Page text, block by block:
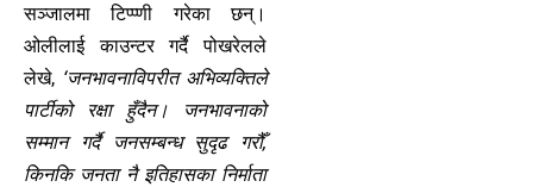
सञ्जालमा टिप्प्णी गरेका छन्।
ओलीलाई काउन्टर गर्दै पोखरेलले
लेखे, ‘जनभावनाविपरीत अभिव्यक्तिले
पार्टीको रक्षा हुँदैन। जनभावनाको
सम्मान गर्दै जनसम्बन्ध सुदृढ गरौँ,
किनकि जनता नै इतिहासका निर्माता